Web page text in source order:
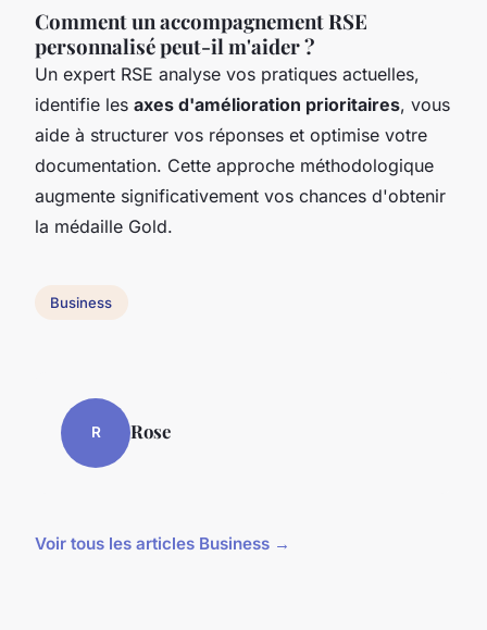
Comment un accompagnement RSE
personnalisé peut-il m'aider ?
Un expert RSE analyse vos pratiques actuelles,
identifie les axes d'amélioration prioritaires, vous
aide à structurer vos réponses et optimise votre
documentation. Cette approche méthodologique
augmente significativement vos chances d'obtenir
la médaille Gold.
Business
R Rose
Voir tous les articles Business →